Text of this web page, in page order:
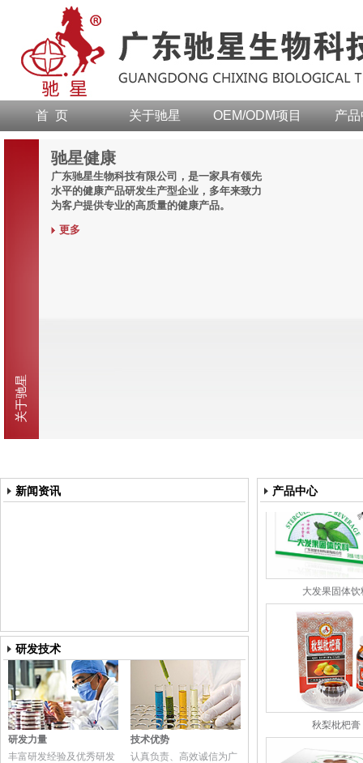
首 页 关于驰星 OEM/ODM项目 产
新闻资讯
研发技术
研发力量
丰富研发经验及优秀研发
技术优势
认真负责、高效诚信为广
产品中心
大发果固体饮
秋梨枇杷膏